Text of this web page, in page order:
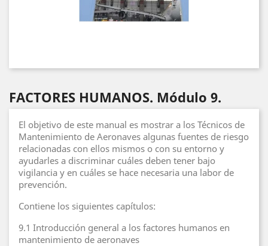
FACTORES HUMANOS. Módulo 9.
El objetivo de este manual es mostrar a los Técnicos de
Mantenimiento de Aeronaves algunas fuentes de riesgo
relacionadas con ellos mismos o con su entorno y
ayudarles a discriminar cuáles deben tener bajo
vigilancia y en cuáles se hace necesaria una labor de
prevención.
Contiene los siguientes capítulos:
9.1 Introducción general a los factores humanos en
mantenimiento de aeronaves